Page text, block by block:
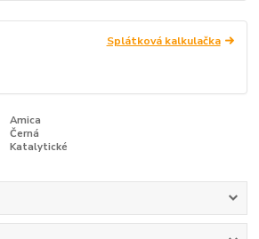
Splátková kalkulačka
Amica
Černá
Katalytické